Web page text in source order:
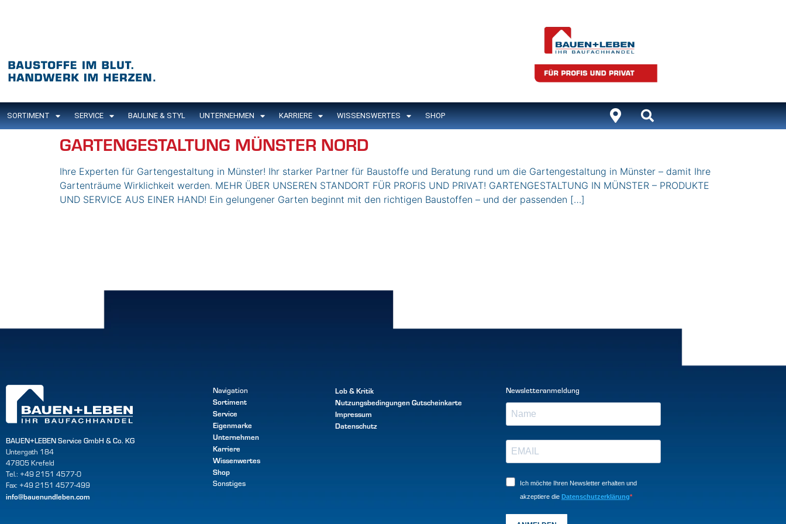
SORTIMENT SERVICE BAULINE & STYL UNTERNEHMEN KARRIERE WISSENSWERTES SHOP
GARTENGESTALTUNG MÜNSTER NORD
Ihre Experten für Gartengestaltung in Münster! Ihr starker Partner für Baustoffe und Beratung rund um die Gartengestaltung in Münster – damit Ihre
Gartenträume Wirklichkeit werden. MEHR ÜBER UNSEREN STANDORT FÜR PROFIS UND PRIVAT! GARTENGESTALTUNG IN MÜNSTER – PRODUKTE
UND SERVICE AUS EINER HAND! Ein gelungener Garten beginnt mit den richtigen Baustoffen – und der passenden […]
BAUEN+LEBEN Service GmbH & Co. KG
Untergath 184
47805 Krefeld
Tel.: +49 2151 4577-0
Fax: +49 2151 4577-499
info@bauenundleben.com
Navigation
Sortiment
Service
Eigenmarke
Unternehmen
Karriere
Wissenwertes
Shop
Sonstiges
Lob & Kritik
NutzungsbedingungenGutscheinkarte
Impressum
Datenschutz
Newsletteranmeldung
Ich möchte Ihren Newsletter erhalten und
akzeptiere die Datenschutzerklärung